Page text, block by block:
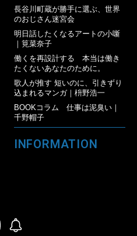
長谷川町蔵が勝手に選ぶ、世界
のおじさん迷宮会
明日話したくなるアートの小噺
｜筧菜奈子
働くを再設計する 本当は働き
たくないあなたのために。
歌人が推す 短いのに、引きずり
込まれるマンガ｜枡野浩一
BOOKコラム 仕事は泥臭い｜
千野帽子
INFORMATION